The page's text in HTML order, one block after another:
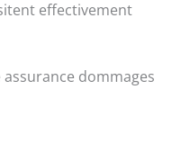
effectivement
dommages